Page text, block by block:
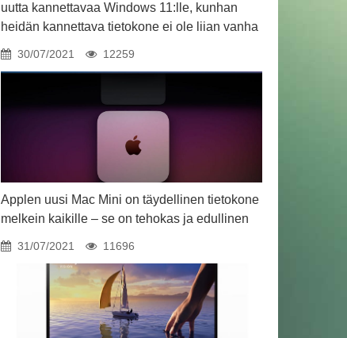
uutta kannettavaa Windows 11:lle, kunhan
heidän kannettava tietokone ei ole liian vanha
30/07/2021 12259
Applen uusi Mac Mini on täydellinen tietokone
melkein kaikille – se on tehokas ja edullinen
31/07/2021 11696